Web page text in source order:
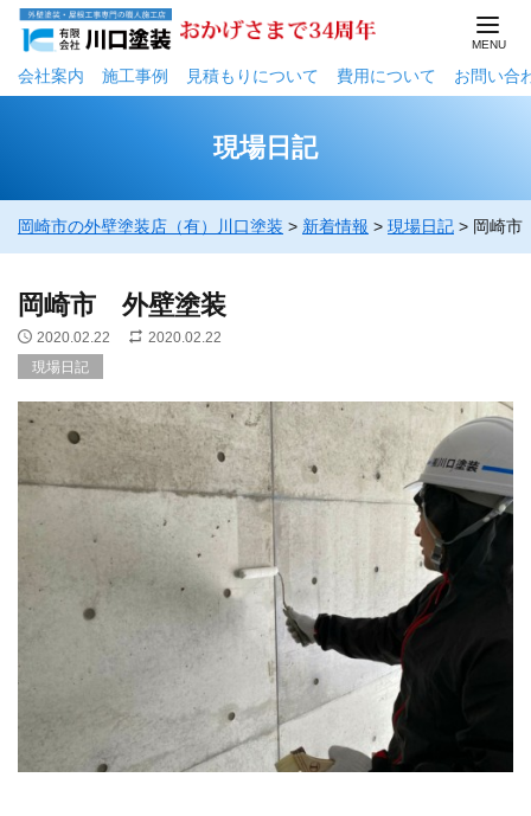
会社案内 施工事例 ⾒積もりについて 費用について お問い合
現場日記
岡崎市の外壁塗装店（有）川口塗装 > 新着情報 > 現場日記 > 岡崎
岡崎市 外壁塗装
2020.02.22
2020.02.22
現場日記